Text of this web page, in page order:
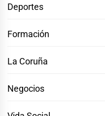
Deportes
Formación
La Coruña
Negocios